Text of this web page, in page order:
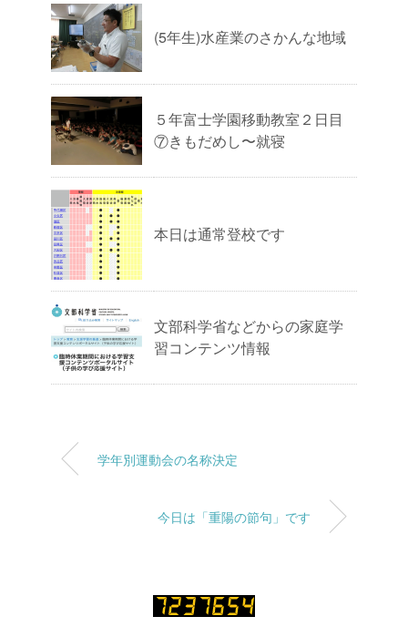
(5年生)水産業のさかんな地域
５年富士学園移動教室２日目
⑦きもだめし〜就寝
本日は通常登校です
文部科学省などからの家庭学
習コンテンツ情報
学年別運動会の名称決定
今日は「重陽の節句」です